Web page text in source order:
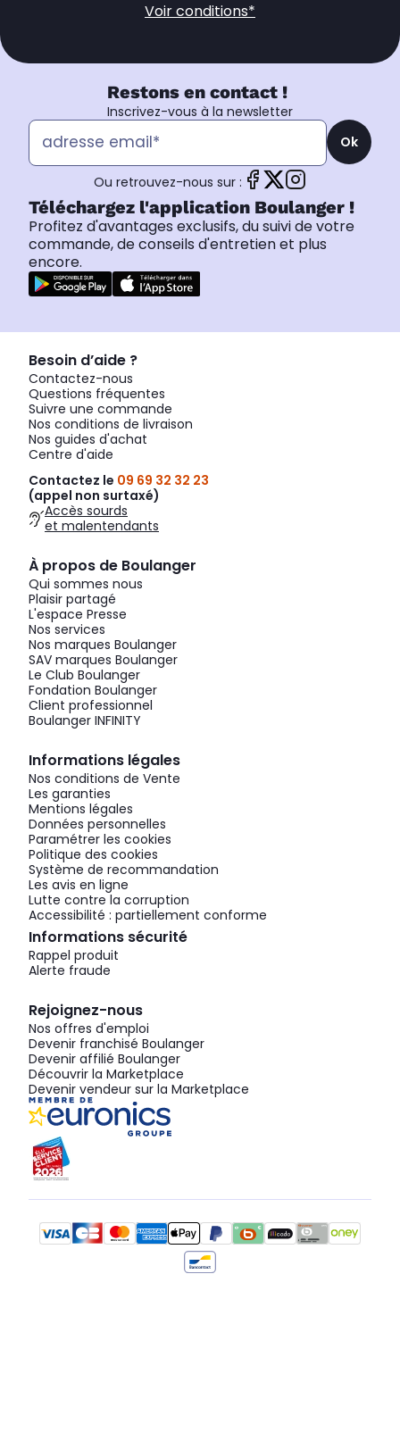
Voir conditions*
Restons en contact !
Inscrivez-vous à la newsletter
Ok
Ou retrouvez-nous sur :
Téléchargez l'application Boulanger !
Profitez d'avantages exclusifs, du suivi de votre
commande, de conseils d'entretien et plus
encore.
Besoin d’aide ?
Contactez-nous
Questions fréquentes
Suivre une commande
Nos conditions de livraison
Nos guides d'achat
Centre d'aide
Contactez le 09 69 32 32 23
(appel non surtaxé)
Accès sourds
et malentendants
À propos de Boulanger
Qui sommes nous
Plaisir partagé
L'espace Presse
Nos services
Nos marques Boulanger
SAV marques Boulanger
Le Club Boulanger
Fondation Boulanger
Client professionnel
Boulanger INFINITY
Informations légales
Nos conditions de Vente
Les garanties
Mentions légales
Données personnelles
Paramétrer les cookies
Politique des cookies
Système de recommandation
Les avis en ligne
Lutte contre la corruption
Accessibilité : partiellement conforme
Informations sécurité
Rappel produit
Alerte fraude
Rejoignez-nous
Nos offres d'emploi
Devenir franchisé Boulanger
Devenir affilié Boulanger
Découvrir la Marketplace
Devenir vendeur sur la Marketplace